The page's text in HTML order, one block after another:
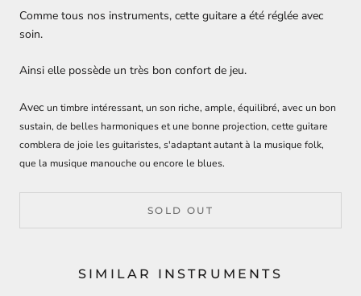
Comme tous nos instruments, cette guitare a été réglée avec
soin.
Ainsi elle possède un très bon confort de jeu.
Avec un timbre intéressant, un son riche, ample, équilibré, avec un bon
sustain, de belles harmoniques et une bonne projection, cette guitare
comblera de joie les guitaristes, s'adaptant autant à la musique folk,
que la musique manouche ou encore le blues.
SOLD OUT
SIMILAR INSTRUMENTS